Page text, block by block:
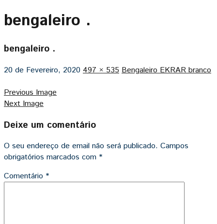
bengaleiro .
bengaleiro .
20 de Fevereiro, 2020 497 × 535 Bengaleiro EKRAR branco
Previous Image
Next Image
Deixe um comentário
O seu endereço de email não será publicado. Campos
obrigatórios marcados com *
Comentário *